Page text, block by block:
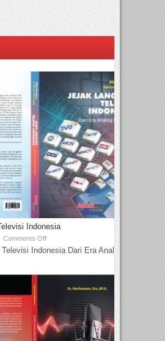
Indonesia
Comments Off
Indonesia Dari Era Analog